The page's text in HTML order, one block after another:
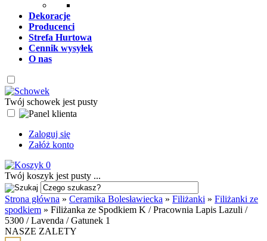
Dekoracje
Producenci
Strefa Hurtowa
Cennik wysyłek
O nas
Twój schowek jest pusty
Zaloguj się
Załóż konto
0
Twój koszyk jest pusty ...
Strona główna » Ceramika Bolesławiecka » Filiżanki » Filiżanki ze
spodkiem » Filiżanka ze Spodkiem K / Pracownia Lapis Lazuli /
5300 / Lavenda / Gatunek 1
NASZE ZALETY